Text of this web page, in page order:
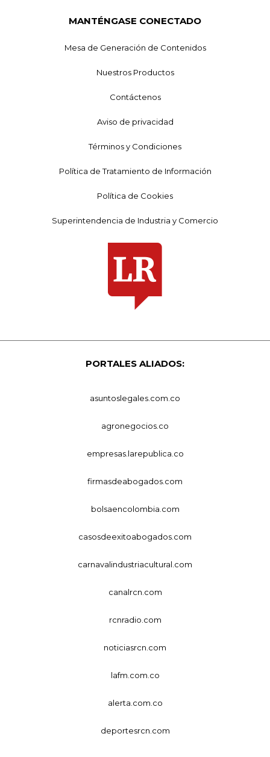
MANTÉNGASE CONECTADO
Mesa de Generación de Contenidos
Nuestros Productos
Contáctenos
Aviso de privacidad
Términos y Condiciones
Política de Tratamiento de Información
Política de Cookies
Superintendencia de Industria y Comercio
PORTALES ALIADOS:
asuntoslegales.com.co
agronegocios.co
empresas.larepublica.co
firmasdeabogados.com
bolsaencolombia.com
casosdeexitoabogados.com
carnavalindustriacultural.com
canalrcn.com
rcnradio.com
noticiasrcn.com
lafm.com.co
alerta.com.co
deportesrcn.com